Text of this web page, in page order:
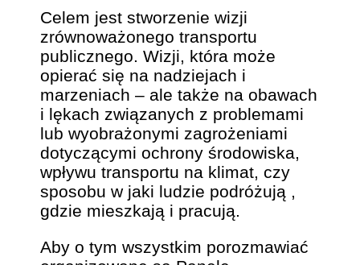
Celem jest stworzenie wizji
zrównoważonego transportu
publicznego. Wizji, która może
opierać się na nadziejach i
marzeniach – ale także na obawach
i lękach związanych z problemami
lub wyobrażonymi zagrożeniami
dotyczącymi ochrony środowiska,
wpływu transportu na klimat, czy
sposobu w jaki ludzie podróżują ,
gdzie mieszkają i pracują.
Aby o tym wszystkim porozmawiać